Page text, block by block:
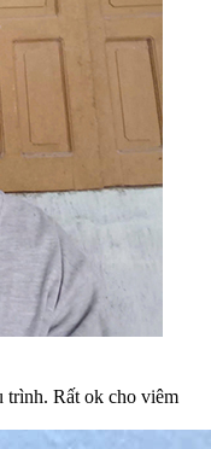
trình. Rất ok cho viêm